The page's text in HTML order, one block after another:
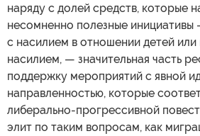
наряду с долей средств, которые
несомненно полезные инициативы
с насилием в отношении детей или
насилием, — значительная часть
поддержку мероприятий с явной
направленностью, которые
либерально-прогрессивной
элит по таким вопросам, как